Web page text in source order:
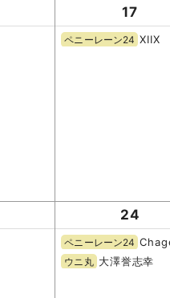
17
ペニーレーン24 XIIX
24
ペニーレーン24
ウニ丸 大澤誉志幸